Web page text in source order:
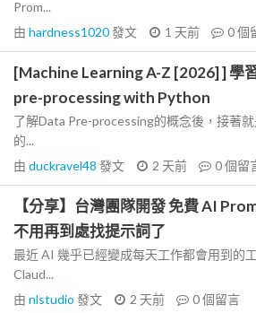
Prom...
由 hardness1020發文 1 天前 0個
[Machine Learning A-Z [2026] ] 學
pre-processing with Python
了解Data Pre-processing的概念後，接著
的...
由 duckravel48 發文 2 天前 0個留
【分享】台灣團隊開發 免費 AI
不用再到處找提示詞了
最近 AI 幾乎已經變成每天工作都會用到的
Claud...
由 nlstudio 發文 2 天前 0個留言